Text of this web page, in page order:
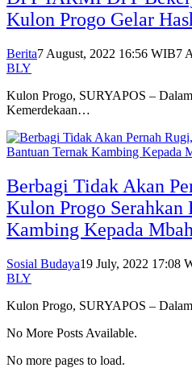
Kulon Progo Gelar
Berita7 August, 2022 16:56 WIB7
BLY
Kulon Progo, SURYAPOS –
Kemerdekaan…
Berbagi Tidak Akan
Kulon Progo Serahkan
Kambing Kepada
Sosial Budaya19 July, 2022 17:08
BLY
Kulon Progo, SURYAPOS –
No More Posts Available.
No more pages to load.